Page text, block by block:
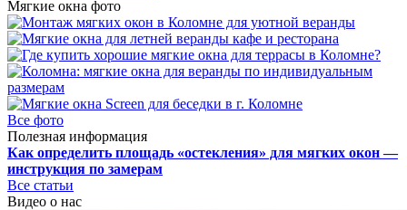
Мягкие окна фото
Все фото
Полезная информация
Как определить площадь «остекления» для мягких окон —
инструкция по замерам
Все статьи
Видео о нас